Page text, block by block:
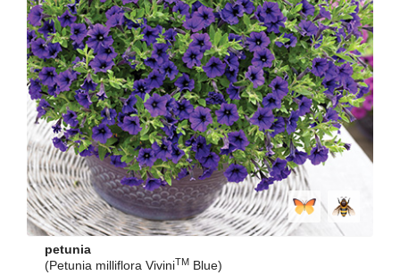
petunia
(Petunia milliflora ViviniTM Blue)